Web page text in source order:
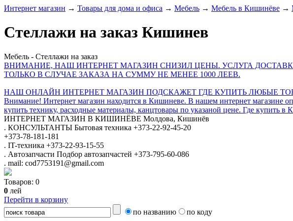
Интернет магазин → Товары для дома и офиса → Мебель → Мебель в Кишинёве →
Стеллажи на заказ Кишинев
Мебель - Стеллажи на заказ
ВНИМАНИЕ, НАШ ИНТЕРНЕТ МАГАЗИН СНИЗИЛ ЦЕНЫ. УСЛУГА
ТОЛЬКО В СЛУЧАЕ ЗАКАЗА НА СУММУ НЕ МЕНЕЕ 1000 ЛЕЕВ.
НАШ ОНЛАЙН ИНТЕРНЕТ МАГАЗИН ПОДСКАЖЕТ ГДЕ КУПИТЬ ЛЮБЫЕ
Внимание! Интернет магазин находится в Кишиневе. В нашем интернет
купить технику, расходные материалы, канцтовары по указаной цене. Где купить
ИНТЕРНЕТ МАГАЗИН В КИШИНЁВЕ Молдова, Кишинёв
. КОНСУЛЬТАНТЫ Бытовая техника +373-22-92-45-20
+373-78-181-181
. IT-техника +373-22-93-15-55
. Автозапчасти Подбор автозапчастей +373-795-60-086
. mail: cod7753191@gmail.com
Товаров: 0
0 лей
Перейти в корзину
по названию
по коду